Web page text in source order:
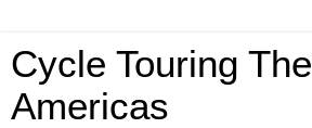
Cycle Touring The
Americas